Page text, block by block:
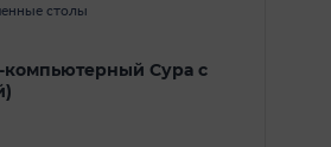
столы
компьютерный Сура с